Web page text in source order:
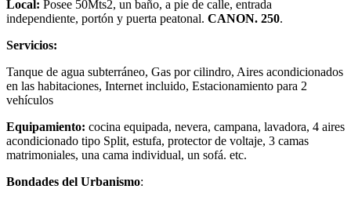
Local: Posee 50Mts2, un baño, a pie de calle, entrada
independiente, portón y puerta peatonal. CANON. 250.
Servicios:
Tanque de agua subterráneo, Gas por cilindro, Aires acondicionados
en las habitaciones, Internet incluido, Estacionamiento para 2
vehículos
Equipamiento: cocina equipada, nevera, campana, lavadora, 4 aires
acondicionado tipo Split, estufa, protector de voltaje, 3 camas
matrimoniales, una cama individual, un sofá. etc.
Bondades del Urbanismo: